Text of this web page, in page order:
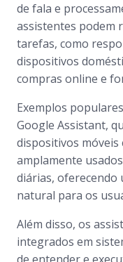
de fala e
assistentes podem
tarefas, como
dispositivos
compras online e
Exemplos
Google Assistant,
dispositivos móveis
amplamente
diárias, oferecendo
natural para os
Além disso, os
integrados em